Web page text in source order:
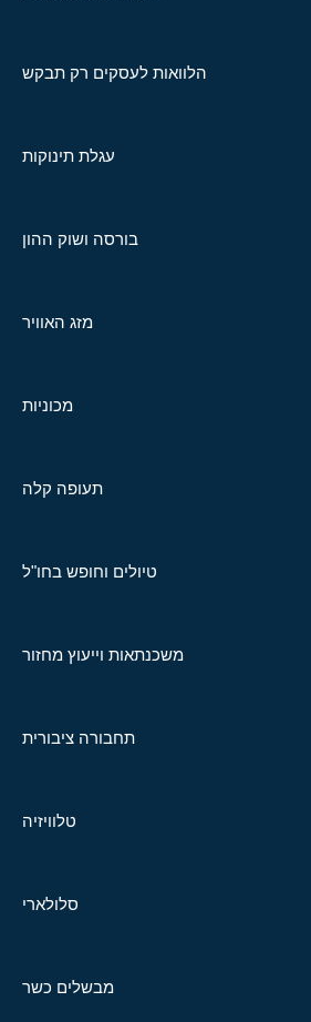
הלוואות לעסקים רק תבקש
עגלת תינוקות
בורסה ושוק ההון
מזג האוויר
מכוניות
תעופה קלה
טיולים וחופש בחו"ל
משכנתאות וייעוץ מחזור
תחבורה ציבורית
טלוויזיה
סלולארי
מבשלים כשר